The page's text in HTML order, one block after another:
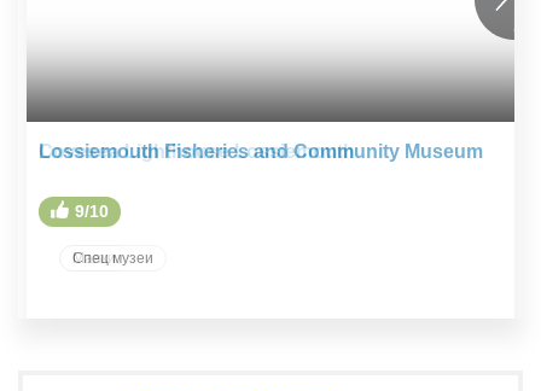
Lossiemouth Fisheries and Community Museum
9/10
Спец музеи
Covesea Lighthouse Lossiemouth
9/10
Маяки